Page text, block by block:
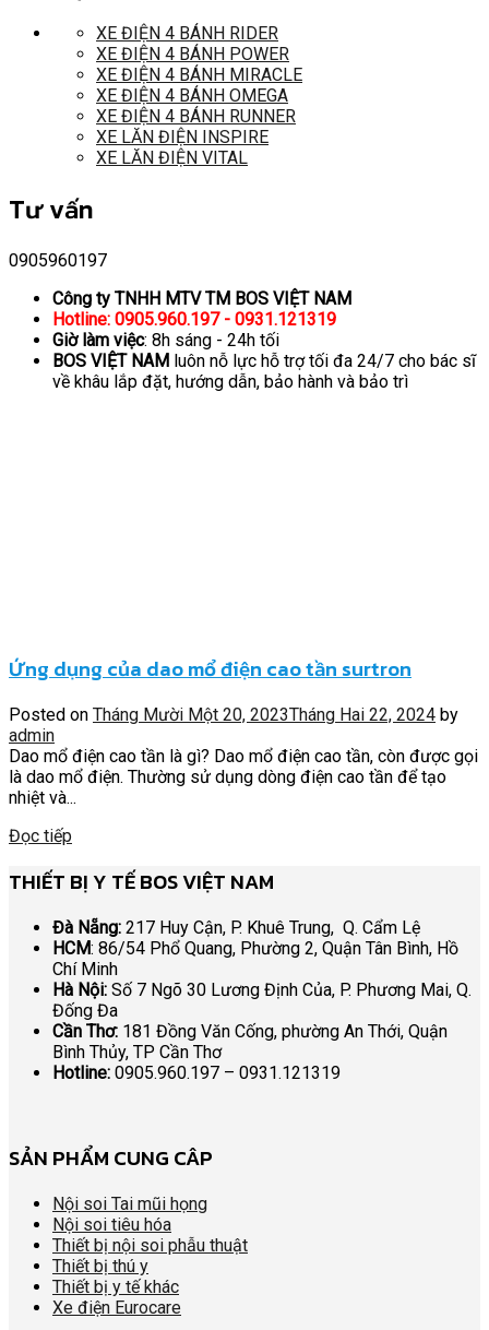
XE ĐIỆN 4 BÁNH RIDER
XE ĐIỆN 4 BÁNH POWER
XE ĐIỆN 4 BÁNH MIRACLE
XE ĐIỆN 4 BÁNH OMEGA
XE ĐIỆN 4 BÁNH RUNNER
XE LĂN ĐIỆN INSPIRE
XE LĂN ĐIỆN VITAL
Tư vấn
0905960197
Công ty TNHH MTV TM BOS VIỆT NAM
Hotline: 0905.960.197 - 0931.121319
Giờ làm việc: 8h sáng - 24h tối
BOS VIỆT NAM luôn nỗ lực hỗ trợ tối đa 24/7 cho bác sĩ
về khâu lắp đặt, hướng dẫn, bảo hành và bảo trì
Ứng dụng của dao mổ điện cao tần surtron
Posted on Tháng Mười Một 20, 2023Tháng Hai 22, 2024 by
admin
Dao mổ điện cao tần là gì? Dao mổ điện cao tần, còn được gọi
là dao mổ điện. Thường sử dụng dòng điện cao tần để tạo
nhiệt và...
Đọc tiếp
THIẾT BỊ Y TẾ BOS VIỆT NAM
Đà Nẵng: 217 Huy Cận, P. Khuê Trung, Q. Cẩm Lệ
HCM: 86/54 Phổ Quang, Phường 2, Quận Tân Bình, Hồ
Chí Minh
Hà Nội: Số 7 Ngõ 30 Lương Định Của, P. Phương Mai, Q.
Đống Đa
Cần Thơ: 181 Đồng Văn Cống, phường An Thới, Quận
Bình Thủy, TP Cần Thơ
Hotline: 0905.960.197 – 0931.121319
SẢN PHẨM CUNG CÂP
Nội soi Tai mũi họng
Nội soi tiêu hóa
Thiết bị nội soi phẫu thuật
Thiết bị thú y
Thiết bị y tế khác
Xe điện Eurocare